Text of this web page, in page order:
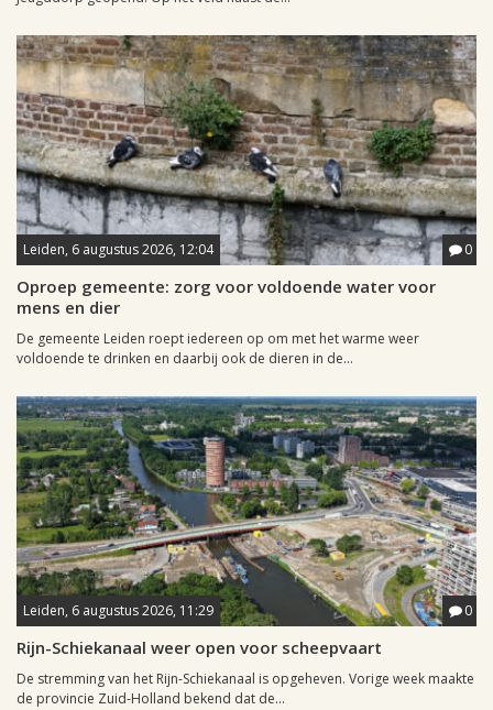
Leiden, 6 augustus 2026, 12:04 0
Oproep gemeente: zorg voor voldoende water voor
mens en dier
De gemeente Leiden roept iedereen op om met het warme weer
voldoende te drinken en daarbij ook de dieren in de...
Leiden, 6 augustus 2026, 11:29 0
Rijn-Schiekanaal weer open voor scheepvaart
De stremming van het Rijn-Schiekanaal is opgeheven. Vorige week maakte
de provincie Zuid-Holland bekend dat de...